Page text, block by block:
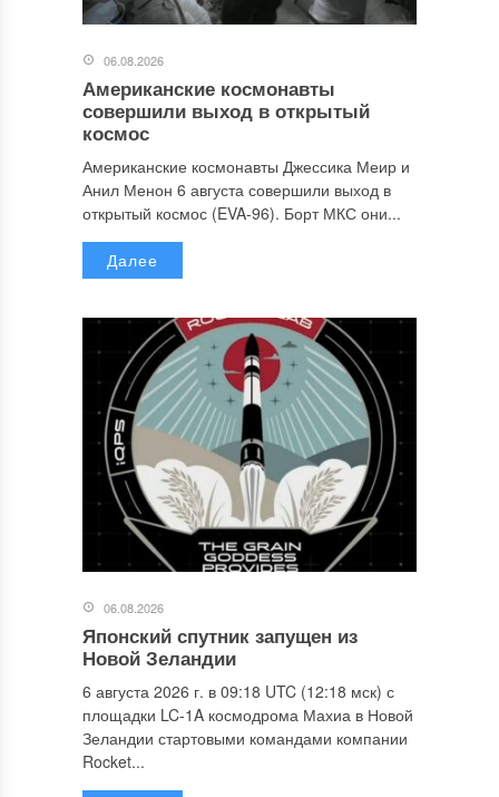
06.08.2026
Американские космонавты
совершили выход в открытый
космос
Американские космонавты Джессика Меир и
Анил Менон 6 августа совершили выход в
открытый космос (EVA-96). Борт МКС они...
Далее
06.08.2026
Японский спутник запущен из
Новой Зеландии
6 августа 2026 г. в 09:18 UTC (12:18 мск) с
площадки LC-1A космодрома Махиа в Новой
Зеландии стартовыми командами компании
Rocket...